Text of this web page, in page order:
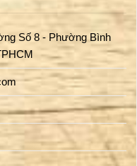
Số 8 - Phường Bình